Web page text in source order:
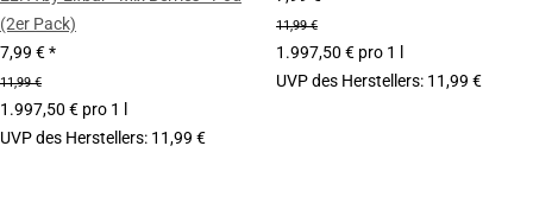
(2er Pack)
7,99 €*
11,99 €
1.997,50 € pro 1 l
UVP des Herstellers: 11,99 €
11,99 €
1.997,50 € pro 1 l
UVP des Herstellers: 11,99 €